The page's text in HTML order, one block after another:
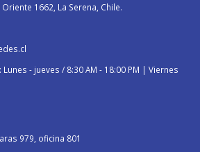
1662, La Serena, Chile.
Lunes - jueves / 8:30 AM - 18:00 PM | Viernes
979, oficina 801